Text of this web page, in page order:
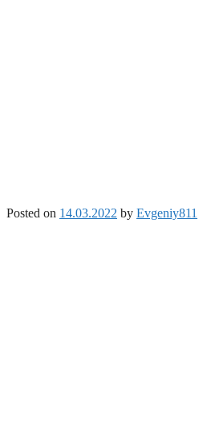
Posted on 14.03.2022 by Evgeniy811